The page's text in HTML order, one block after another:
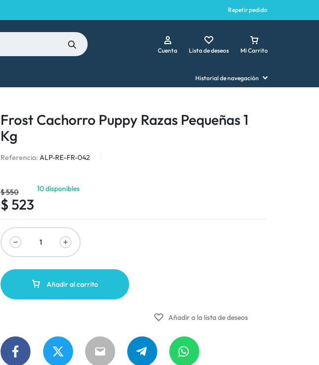
Repetir pedido
Cuenta Lista de deseos Mi Carrito
Historial de navegación
Frost Cachorro Puppy Razas Pequeñas 1
Kg
Referencia: ALP-RE-FR-042
$550
$ 523
10 disponibles
Añadir al carrito
Añadir a la lista de deseos